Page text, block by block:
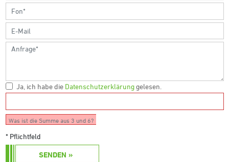
Ja, ich habe die Datenschutzerklärunggelesen.
Was ist die Summe aus 3 und 6?
* Pflichtfeld
SENDEN »